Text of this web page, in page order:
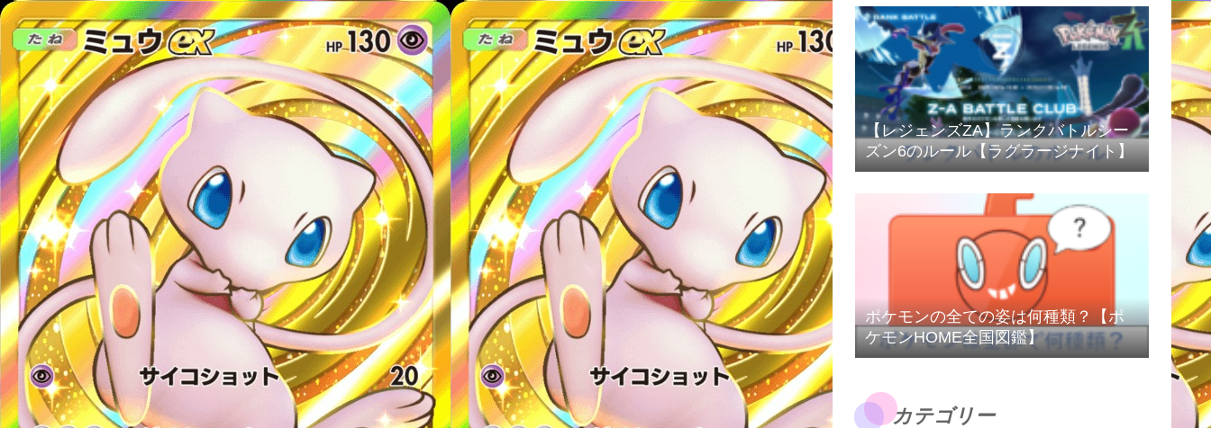
【レジェンズZA】ランクバトルシー
ズン6のルール【ラグラージナイト】
ポケモンの全ての姿は何種類？【ポ
ケモンHOME全国図鑑】
カテゴリー